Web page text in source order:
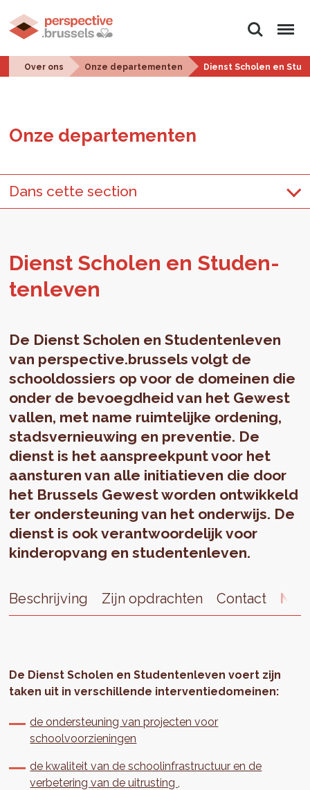
Zoeken Menu
Over ons Onze departementen Dienst Scholen en
Onze de­par­te­men­ten
Dans cette section
Dienst Scho­len en Stu­den­
ten­le­ven
De Dienst Scholen en Studentenleven
van perspective.brussels volgt de
schooldossiers op voor de domeinen die
onder de bevoegdheid van het Gewest
vallen, met name ruimtelijke ordening,
stadsvernieuwing en preventie. De
dienst is het aanspreekpunt voor het
aansturen van alle initiatieven die door
het Brussels Gewest worden ontwikkeld
ter ondersteuning van het onderwijs. De
dienst is ook verantwoordelijk voor
kinderopvang en studentenleven.
Beschrijving Zijn opdrachten Contact
De Dienst Scholen en Studentenleven voert zijn
taken uit in verschillende interventiedomeinen:
de ondersteuning van projecten voor
schoolvoorzieningen
de kwaliteit van de schoolinfrastructuur en de
verbetering van de uitrusting ,